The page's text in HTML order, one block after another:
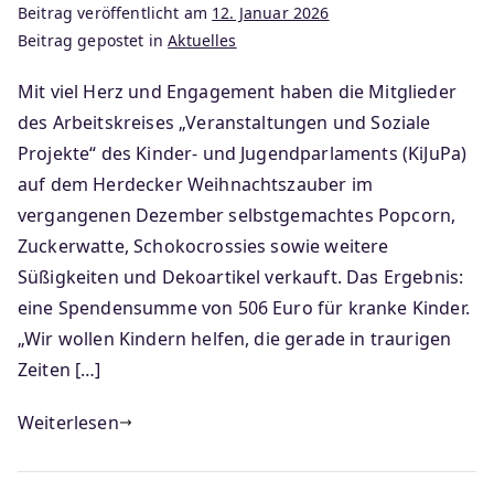
Beitrag veröffentlicht am 12. Januar 2026
Beitrag gepostet inAktuelles
Mit viel Herz und Engagement haben die Mitglieder
des Arbeitskreises „Veranstaltungen und Soziale
Projekte“ des Kinder- und Jugendparlaments (KiJuPa)
auf dem Herdecker Weihnachtszauber im
vergangenen Dezember selbstgemachtes Popcorn,
Zuckerwatte, Schokocrossies sowie weitere
Süßigkeiten und Dekoartikel verkauft. Das Ergebnis:
eine Spendensumme von 506 Euro für kranke Kinder.
„Wir wollen Kindern helfen, die gerade in traurigen
Zeiten […]
Weiterlesen